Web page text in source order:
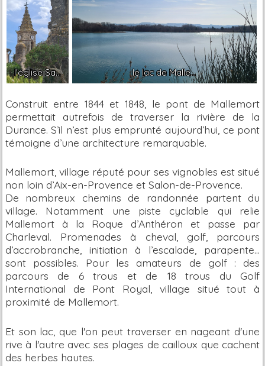
l'église Sa... le lac de Malle...
Construit entre 1844 et 1848, le pont de Mallemort
permettait autrefois de traverser la rivière de la
Durance. S’il n’est plus emprunté aujourd’hui, ce pont
témoigne d’une architecture remarquable.
Mallemort, village réputé pour ses vignobles est situé
non loin d’Aix-en-Provence et Salon-de-Provence.
De nombreux chemins de randonnée partent du
village. Notamment une piste cyclable qui relie
Mallemort à la Roque d’Anthéron et passe par
Charleval. Promenades à cheval, golf, parcours
d’accrobranche, initiation à l’escalade, parapente…
sont possibles. Pour les amateurs de golf : des
parcours de 6 trous et de 18 trous du Golf
International de Pont Royal, village situé tout à
proximité de Mallemort.
Et son lac, que l'on peut traverser en nageant d'une
rive à l'autre avec ses plages de cailloux que cachent
des herbes hautes.